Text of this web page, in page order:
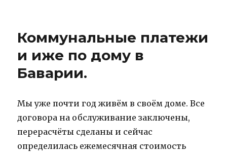
Коммунальные платежи
и иже по дому в
Баварии.
Мы уже почти год живём в своём доме. Все
договора на обслуживание заключены,
перерасчёты сделаны и сейчас
определилась ежемесячная стоимость